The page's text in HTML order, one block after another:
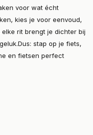
voor wat écht
kies je voor eenvoud,
rit brengt je dichter bij
stap op je fiets,
en fietsen perfect